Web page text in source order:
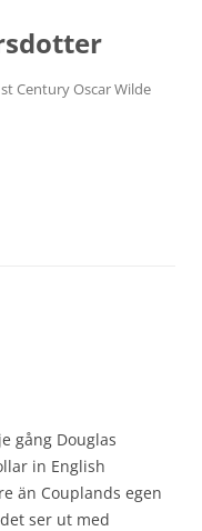
Century Oscar Wilde
gång Douglas
in English
än Couplands egen
ser ut med